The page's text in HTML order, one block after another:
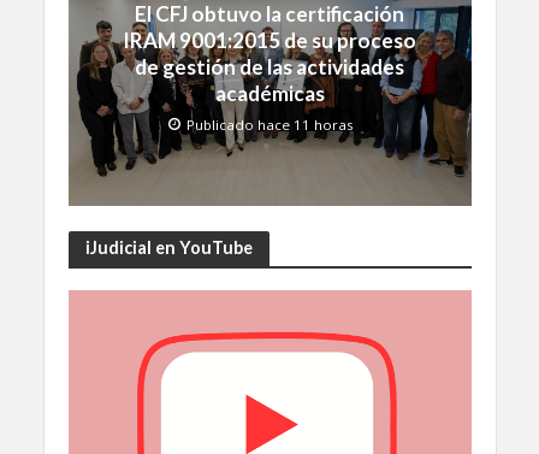
El CFJ obtuvo la certificación
IRAM 9001:2015 de su proceso
de gestión de las actividades
académicas
Publicado hace 11 horas
iJudicial en YouTube